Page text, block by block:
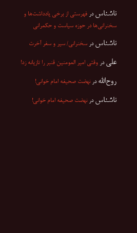
ناشناس در فهرستی از برخی یادداشت‌ها و
سخنرانی‌ها در حوزه سیاست و حکمرانی
ناشناس در سخنرانی/ سیر و سفر آخرت
علی در وقتی امیر المومنین قنبر را تازیانه زد!
روح‌الله درنهضت صحیفه امام خوانی!
ناشناس درنهضت صحیفه امام خوانی!